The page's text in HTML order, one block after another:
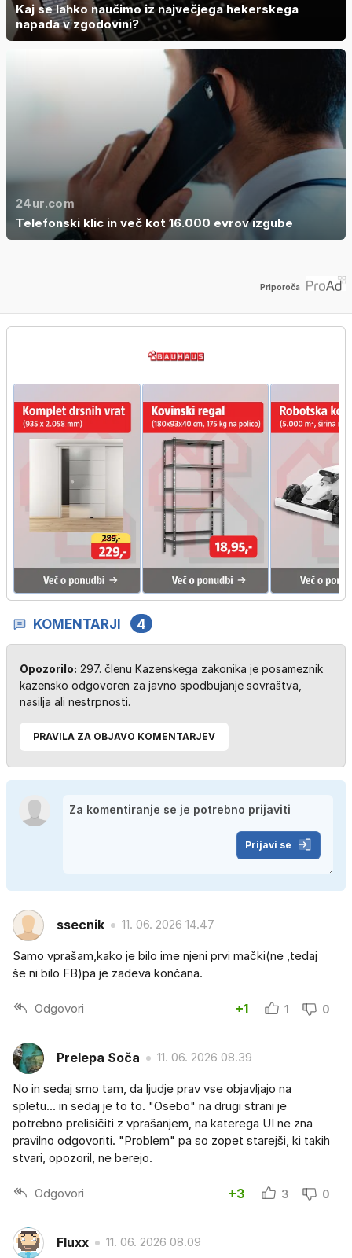
Kaj se lahko naučimo iz največjega hekerskega
napada v zgodovini?
24ur.com
Telefonski klic in več kot 16.000 evrov izgube
Priporoča
KOMENTARJI 4
Opozorilo: 297. členu Kazenskega zakonika je posameznik
kazensko odgovoren za javno spodbujanje sovraštva,
nasilja ali nestrpnosti.
PRAVILA ZA OBJAVO KOMENTARJEV
Prijavi se
ssecnik 11. 06. 2026 14.47
Samo vprašam,kako je bilo ime njeni prvi mački(ne ,tedaj
še ni bilo FB)pa je zadeva končana.
Odgovori +1 1 0
Prelepa Soča 11. 06. 2026 08.39
No in sedaj smo tam, da ljudje prav vse objavljajo na
spletu... in sedaj je to to. "Osebo" na drugi strani je
potrebno prelisičiti z vprašanjem, na katerega UI ne zna
pravilno odgovoriti. "Problem" pa so zopet starejši, ki takih
stvari, opozoril, ne berejo.
Odgovori +3 3 0
Fluxx 11. 06. 2026 08.09